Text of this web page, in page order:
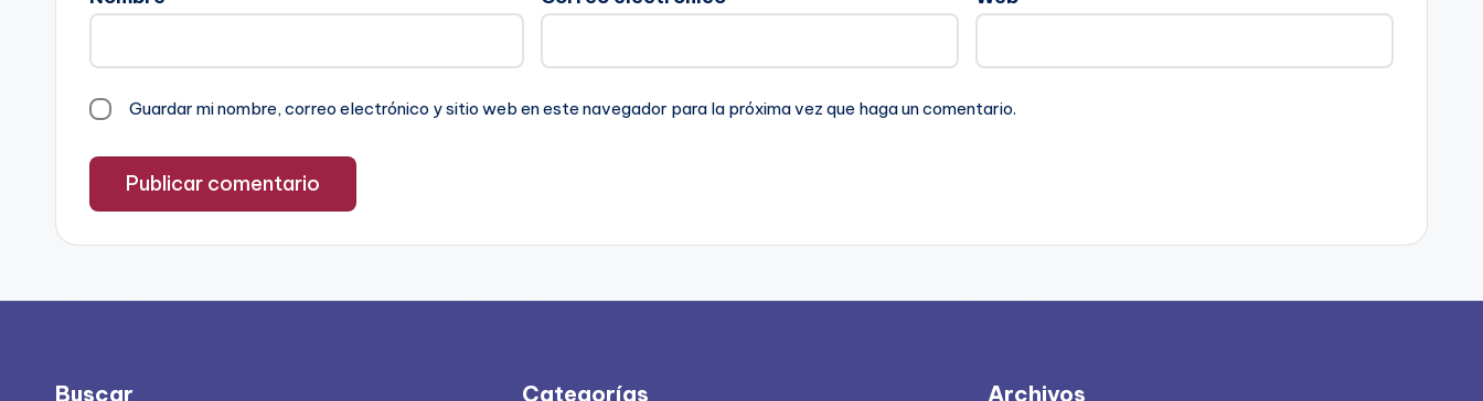
Guardar mi nombre, correo electrónico y sitio web en este navegador para la próxima vez que haga un comentario.
Buscar Categorías Archivos